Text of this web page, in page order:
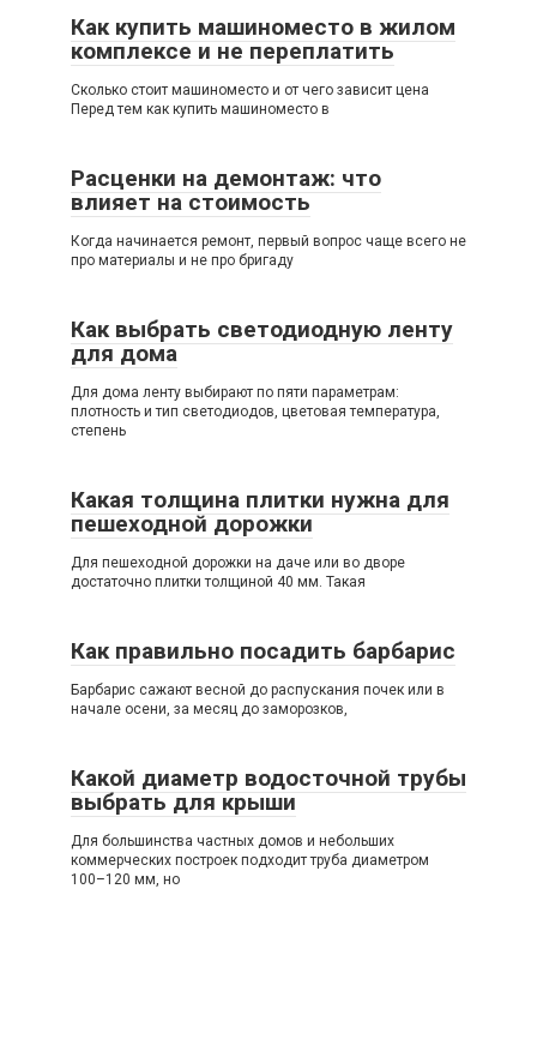
Как купить машиноместо в жилом
комплексе и не переплатить
Сколько стоит машиноместо и от чего зависит цена
Перед тем как купить машиноместо в
Расценки на демонтаж: что
влияет на стоимость
Когда начинается ремонт, первый вопрос чаще всего не
про материалы и не про бригаду
Как выбрать светодиодную ленту
для дома
Для дома ленту выбирают по пяти параметрам:
плотность и тип светодиодов, цветовая температура,
степень
Какая толщина плитки нужна для
пешеходной дорожки
Для пешеходной дорожки на даче или во дворе
достаточно плитки толщиной 40 мм. Такая
Как правильно посадить барбарис
Барбарис сажают весной до распускания почек или в
начале осени, за месяц до заморозков,
Какой диаметр водосточной трубы
выбрать для крыши
Для большинства частных домов и небольших
коммерческих построек подходит труба диаметром
100–120 мм, но